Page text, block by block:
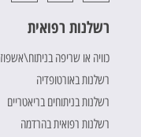
רשלנות רפואית
כוויה או שריפה בניתוח\אשפוז
רשלנות באורטופדיה
רשלנות בניתוחים בריאטריים
רשלנות רפואית בהרדמה